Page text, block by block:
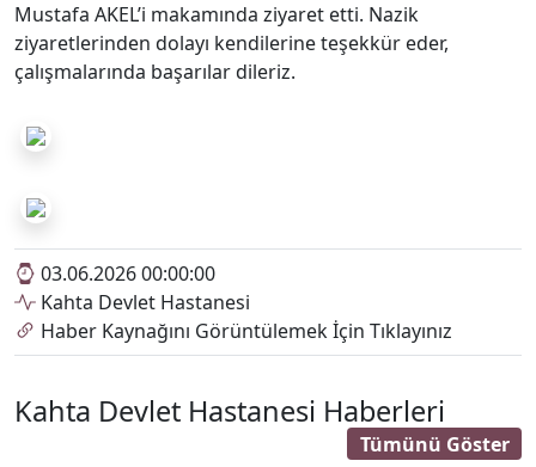
Mustafa AKEL’i makamında ziyaret etti. Nazik
ziyaretlerinden dolayı kendilerine teşekkür eder,
çalışmalarında başarılar dileriz.
03.06.2026 00:00:00
Kahta Devlet Hastanesi
Haber Kaynağını Görüntülemek İçin Tıklayınız
Kahta Devlet Hastanesi Haberleri
Tümünü Göster